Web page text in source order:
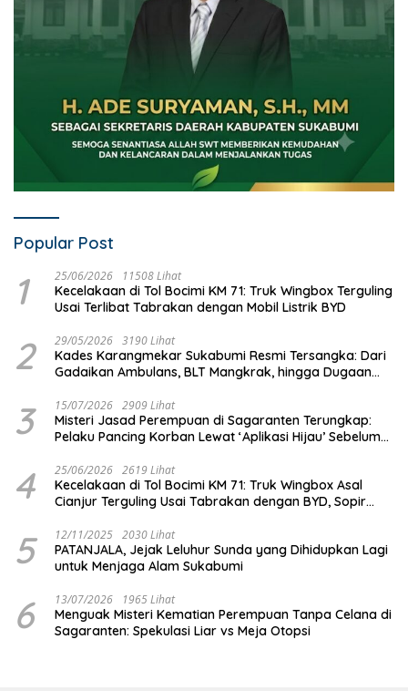
Popular Post
1 25/06/2026 11508 Lihat
Kecelakaan di Tol Bocimi KM 71: Truk Wingbox Terguling
Usai Terlibat Tabrakan dengan Mobil Listrik BYD
2 29/05/2026 3190 Lihat
Kades Karangmekar Sukabumi Resmi Tersangka: Dari
Gadaikan Ambulans, BLT Mangkrak, hingga Dugaan
3 15/07/2026 2909 Lihat
Misteri Jasad Perempuan di Sagaranten Terungkap:
Pelaku Pancing Korban Lewat ‘Aplikasi Hijau’ Sebelum
4 25/06/2026 2619 Lihat
Kecelakaan di Tol Bocimi KM 71: Truk Wingbox Asal
Cianjur Terguling Usai Tabrakan dengan BYD, Sopir
5 12/11/2025 2030 Lihat
PATANJALA, Jejak Leluhur Sunda yang Dihidupkan Lagi
untuk Menjaga Alam Sukabumi
6 13/07/2026 1965 Lihat
Menguak Misteri Kematian Perempuan Tanpa Celana di
Sagaranten: Spekulasi Liar vs Meja Otopsi